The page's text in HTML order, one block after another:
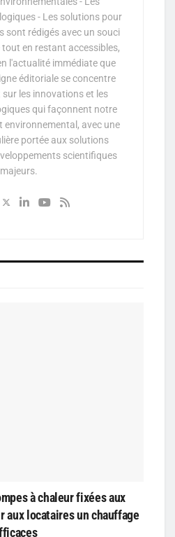
- Les solutions pour
sont rédigés avec un souci
en restant accessibles,
l'actualité immédiate que
éditoriale se concentre
les innovations et les
qui façonnent notre
environnemental, avec une
portée aux solutions
scientifiques
majeurs.
à chaleur fixées aux
locataires un chauffage